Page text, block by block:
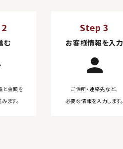
む
と金額を
ます。
Step 3
お客様情報を入力
person
ご住所・連絡先など、
必要な情報を入力します。